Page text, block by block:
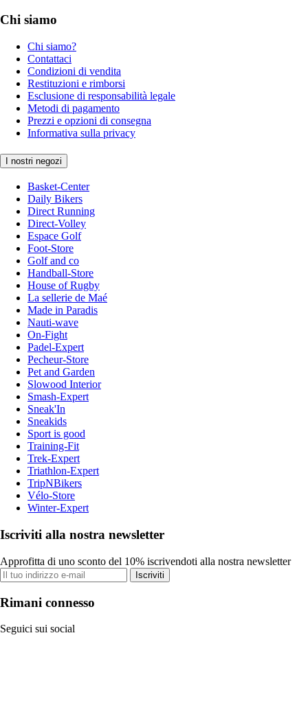
Chi siamo
Chi siamo?
Contattaci
Condizioni di vendita
Restituzioni e rimborsi
Esclusione di responsabilità legale
Metodi di pagamento
Prezzi e opzioni di consegna
Informativa sulla privacy
I nostri negozi
Basket-Center
Daily Bikers
Direct Running
Direct-Volley
Espace Golf
Foot-Store
Golf and co
Handball-Store
House of Rugby
La sellerie de Maé
Made in Paradis
Nauti-wave
On-Fight
Padel-Expert
Pecheur-Store
Pet and Garden
Slowood Interior
Smash-Expert
Sneak'In
Sneakids
Sport is good
Training-Fit
Trek-Expert
Triathlon-Expert
TripNBikers
Vélo-Store
Winter-Expert
Iscriviti alla nostra newsletter
Approfitta di uno sconto del 10% iscrivendoti alla nostra newsletter
Iscriviti
Rimani connesso
Seguici sui social